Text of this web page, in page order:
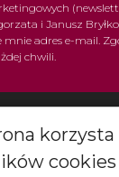
i Janusz
mnie adres e-mail.
chwili.